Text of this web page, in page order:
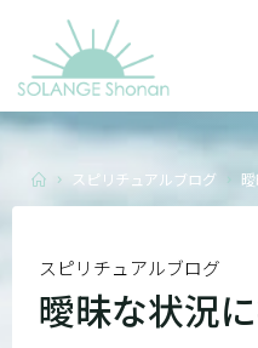
content
Homeスピリチュアルブログ
スピリチュアルブログ
曖昧な状況